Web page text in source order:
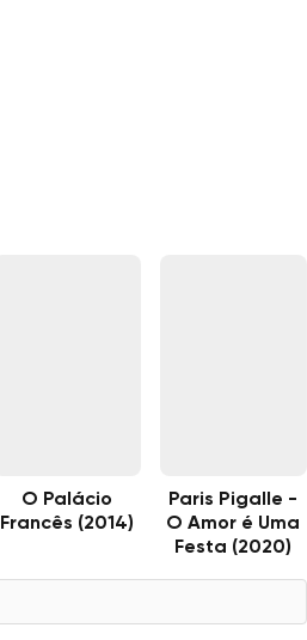
O Palácio
Francês (2014)
Paris Pigalle -
O Amor é Uma
Festa (2020)